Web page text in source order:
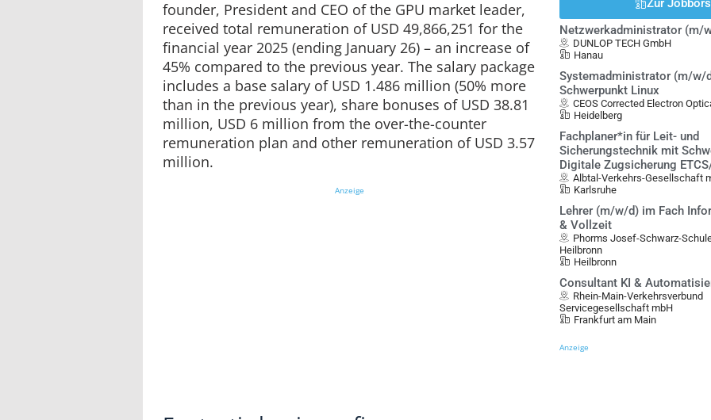
founder, President and CEO of the GPU market leader,
received total remuneration of USD 49,866,251 for the
financial year 2025 (ending January 26) – an increase of
45% compared to the previous year. The salary package
includes a base salary of USD 1.486 million (50% more
than in the previous year), share bonuses of USD 38.81
million, USD 6 million from the over-the-counter
remuneration plan and other remuneration of USD 3.57
million.
Anzeige
Zur
Netzwerkadministrator (m/
DUNLOP TECH GmbH
Hanau
Systemadministrator (m/w/
Schwerpunkt Linux
CEOS Corrected Electron
Heidelberg
Fachplaner*in für Leit- und
Sicherungstechnik mit
Digitale Zugsicherung
Albtal-Verkehrs-Gesellschaft
Karlsruhe
Lehrer (m/w/d) im Fach
& Vollzeit
Phorms Josef-Schwarz-
Heilbronn
Heilbronn
Consultant KI &
Rhein-Main-Verkehrsverbund
Servicegesellschaft mbH
Frankfurt am Main
Anzeige